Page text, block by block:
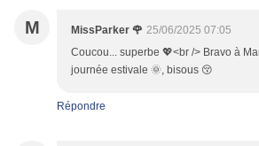
M MissParker 🌹 25/06/2025 07:05
Coucou... superbe 💖<br /> Bravo à
journée estivale 🌞, bisous 😚
Répondre